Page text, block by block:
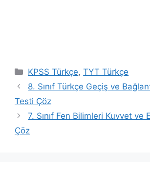
Kategoriler
KPSS Türkçe,TYT Türkçe
8. Sınıf Türkçe Geçiş ve
Testi Çöz
7. Sınıf Fen Bilimleri Kuvvet ve
Çöz